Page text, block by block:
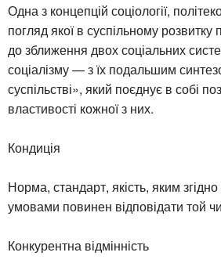
Одна з концепцій соціології,
погляд якої в суспільному
до зближення двох соціальних
соціалізму — з їх подальшим
суспільстві», який поєднує в собі
властивості кожної з них.
Кондиція
Норма, стандарт, якість, яким
умовами повинен відповідати той
Конкурентна відмінність